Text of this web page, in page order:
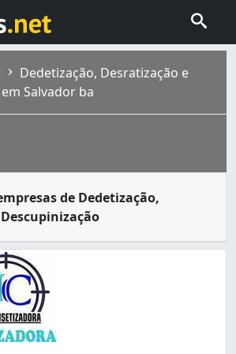
Dedetização, Desratização e
Salvador ba
(8)
(2)
de Dedetização,
do estado da Bahia , foi também a